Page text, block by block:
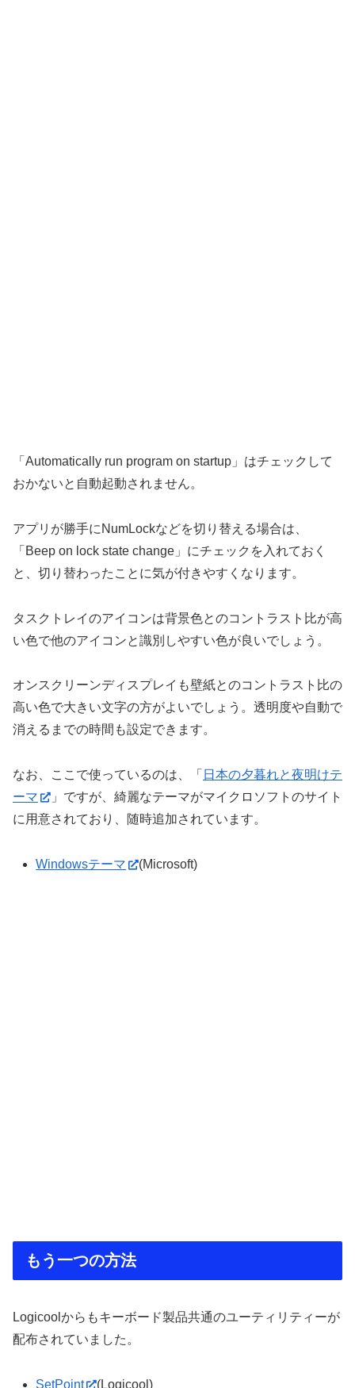
「Automatically run program on startup」はチェックして
おかないと自動起動されません。
アプリが勝手にNumLockなどを切り替える場合は、
「Beep on lock state change」にチェックを入れておく
と、切り替わったことに気が付きやすくなります。
タスクトレイのアイコンは背景色とのコントラスト比が高
い色で他のアイコンと識別しやすい色が良いでしょう。
オンスクリーンディスプレイも壁紙とのコントラスト比の
高い色で大きい文字の方がよいでしょう。透明度や自動で
消えるまでの時間も設定できます。
なお、ここで使っているのは、「 日本の夕暮れと夜明けテ
ーマ
」ですが、綺麗なテーマがマイクロソフトのサイト
に用意されており、随時追加されています。
Windowsテーマ (Microsoft)
もう一つの方法
Logicoolからもキーボード製品共通のユーティリティーが
配布されていました。
SetPoint (Logicool)